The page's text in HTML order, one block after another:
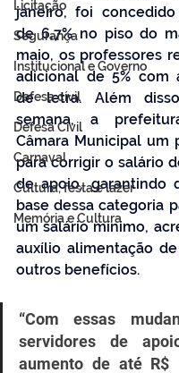
Licitação
Segurança
Institucional e Governo
Defesa cívil
Defesa Civil
Carnaval
Cultura, festa e lazer
Memória e Cultura
janeiro, foi
de 6,7% no piso do
maio, os professores
adicional de 5% com
de letra. Além
semana, a
Câmara Municipal um
para corrigir o salário
de apoio, garantindo
base dessa categoria
um salário mínimo,
auxílio alimentação
outros benefícios.
“Com essas
servidores de
aumento de até R$